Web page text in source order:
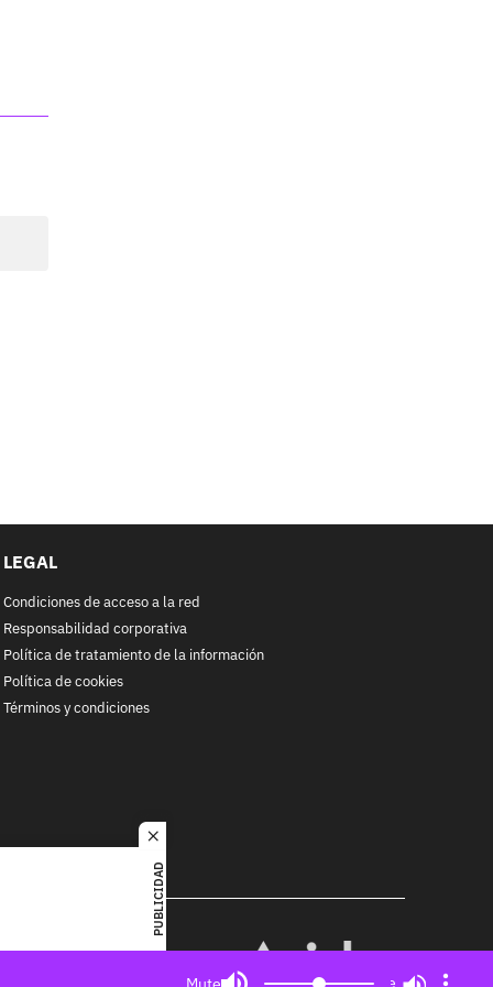
close
PUBLICIDAD
LEGAL
Condiciones de acceso a la red
Responsabilidad corporativa
Política de tratamiento de la información
Política de cookies
Términos y condiciones
Mute